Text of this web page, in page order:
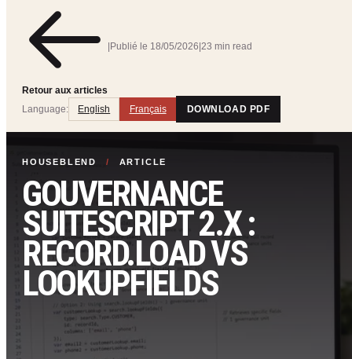
Retour aux articles
Publié le 18/05/2026 23 min read
Language: English Français DOWNLOAD PDF
HOUSEBLEND / ARTICLE
GOUVERNANCE
SUITESCRIPT 2.X :
RECORD.LOAD VS
LOOKUPFIELDS